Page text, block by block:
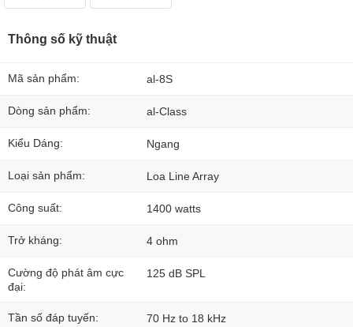
Thông số kỹ thuật
Mã sản phẩm: al-8S
Dòng sản phẩm: al-Class
Kiểu Dáng: Ngang
Loại sản phẩm: Loa Line Array
Công suất: 1400 watts
Trở kháng: 4 ohm
Cường độ phát âm cực
đại:
125 dB SPL
Tần số đáp tuyến: 70 Hz to 18 kHz